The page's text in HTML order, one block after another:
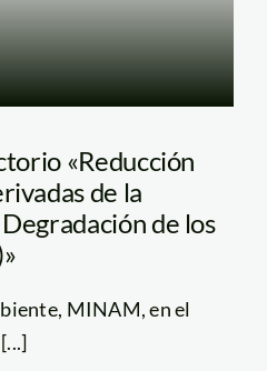
«Reducción
de la
de los
MINAM, en el